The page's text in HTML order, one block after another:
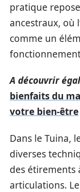
pratique
ancestraux, où
comme un
A découvrir
bienfaits du
votre bien-être
Dans le Tuina,
diverses
des étirements
articulations.